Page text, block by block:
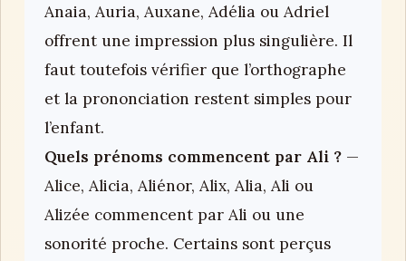
Anaia, Auria, Auxane, Adélia ou Adriel
offrent une impression plus singulière. Il
faut toutefois vérifier que l’orthographe
et la prononciation restent simples pour
l’enfant.
Quels prénoms commencent par Ali ? —
Alice, Alicia, Aliénor, Alix, Alia, Ali ou
Alizée commencent par Ali ou une
sonorité proche. Certains sont perçus